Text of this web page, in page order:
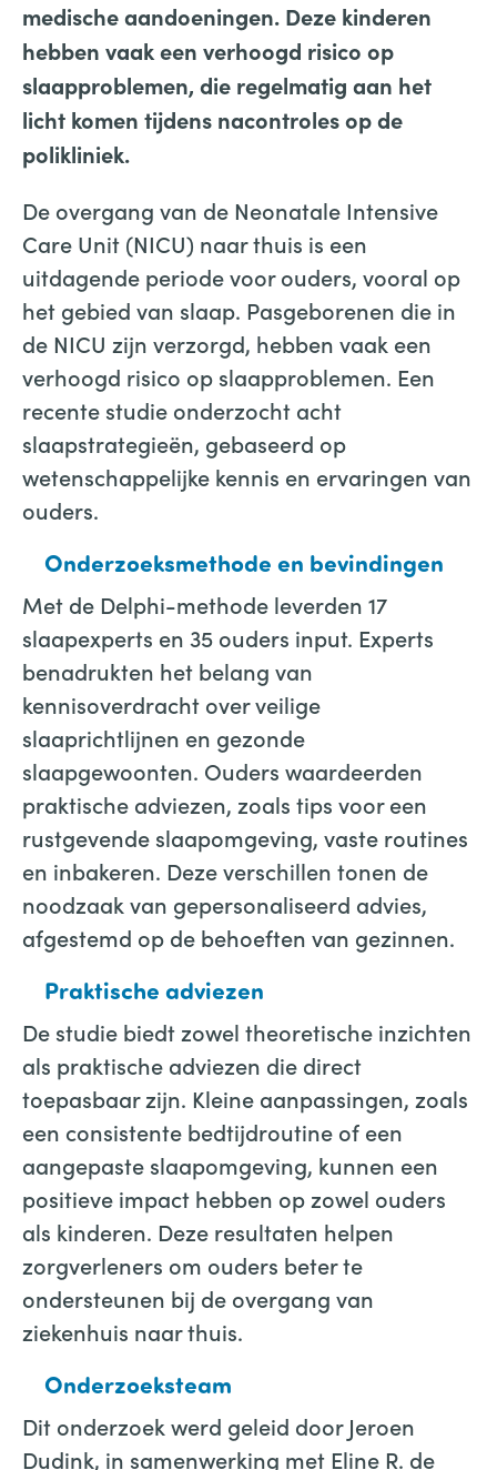
medische aandoeningen. Deze kinderen
hebben vaak een verhoogd risico op
slaapproblemen, die regelmatig aan het
licht komen tijdens nacontroles op de
polikliniek.
De overgang van de Neonatale Intensive
Care Unit (NICU) naar thuis is een
uitdagende periode voor ouders, vooral op
het gebied van slaap. Pasgeborenen die in
de NICU zijn verzorgd, hebben vaak een
verhoogd risico op slaapproblemen. Een
recente studie onderzocht acht
slaapstrategieën, gebaseerd op
wetenschappelijke kennis en ervaringen van
ouders.
Onderzoeksmethode en bevindingen
Met de Delphi-methode leverden 17
slaapexperts en 35 ouders input. Experts
benadrukten het belang van
kennisoverdracht over veilige
slaaprichtlijnen en gezonde
slaapgewoonten. Ouders waardeerden
praktische adviezen, zoals tips voor een
rustgevende slaapomgeving, vaste routines
en inbakeren. Deze verschillen tonen de
noodzaak van gepersonaliseerd advies,
afgestemd op de behoeften van gezinnen.
Praktische adviezen
De studie biedt zowel theoretische inzichten
als praktische adviezen die direct
toepasbaar zijn. Kleine aanpassingen, zoals
een consistente bedtijdroutine of een
aangepaste slaapomgeving, kunnen een
positieve impact hebben op zowel ouders
als kinderen. Deze resultaten helpen
zorgverleners om ouders beter te
ondersteunen bij de overgang van
ziekenhuis naar thuis.
Onderzoeksteam
Dit onderzoek werd geleid door Jeroen
Dudink, in samenwerking met Eline R. de